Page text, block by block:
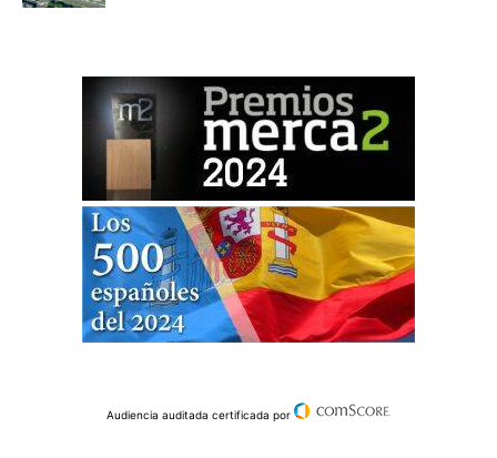
Audiencia auditada certificada por